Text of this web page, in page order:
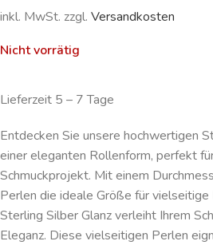
inkl. MwSt. zzgl. Versandkosten
Nicht vorrätig
Lieferzeit 5 – 7 Tage
Entdecken Sie unsere hochwertigen
einer eleganten Rollenform, perfekt
Schmuckprojekt. Mit einem
Perlen die ideale Größe für
Sterling Silber Glanz verleiht Ihrem
Eleganz. Diese vielseitigen Perlen